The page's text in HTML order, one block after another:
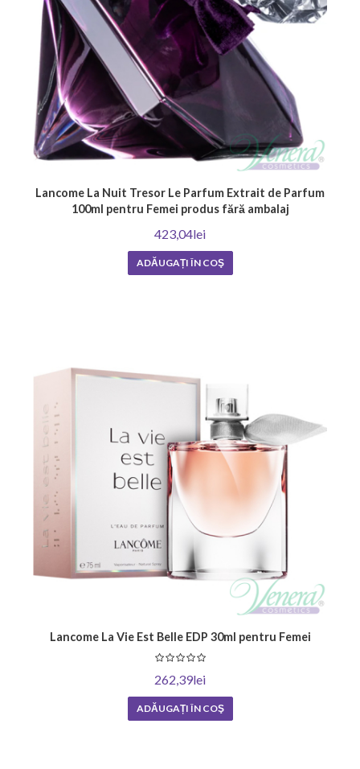
Lancome La Nuit Tresor Le Parfum Extrait de Parfum
100ml pentru Femei produs fără ambalaj
423,04lei
ADĂUGAȚI ÎN COŞ
Lancome La Vie Est Belle EDP 30ml pentru Femei
262,39lei
ADĂUGAȚI ÎN COŞ